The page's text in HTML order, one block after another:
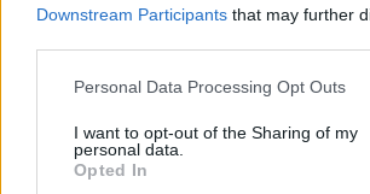
Downstream Participants that may further
Please note that this website/app uses one
not limited to your visit or usage behaviour.
grant or deny consent to Google and its
use your data for below specified purposes
Personal Data Processing Opt Outs
I want to opt-out of the Sharing of my
personal data.
Opted In